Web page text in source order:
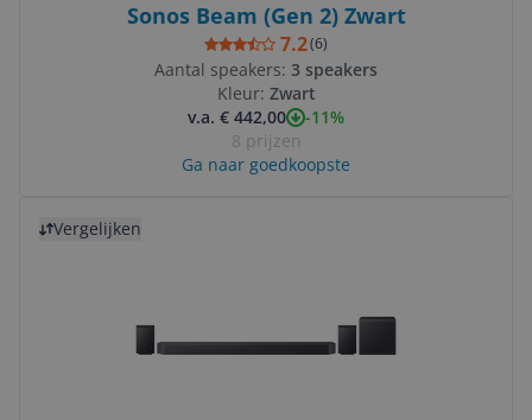
Sonos Beam (Gen 2) Zwart
7.2(6)
Aantal speakers: 3 speakers
Kleur: Zwart
v.a. € 442,00
-11%
8 prijzen
Ga naar goedkoopste
Vergelijken